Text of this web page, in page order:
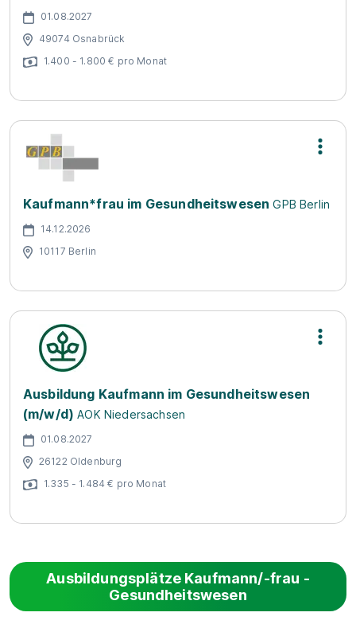
01.08.2027
49074 Osnabrück
1.400 - 1.800 € pro Monat
Kaufmann*frau im Gesundheitswesen GPB Berlin
14.12.2026
10117 Berlin
Ausbildung Kaufmann im Gesundheitswesen
(m/w/d) AOK Niedersachsen
01.08.2027
26122 Oldenburg
1.335 - 1.484 € pro Monat
Ausbildungsplätze Kaufmann/-frau -
Gesundheitswesen